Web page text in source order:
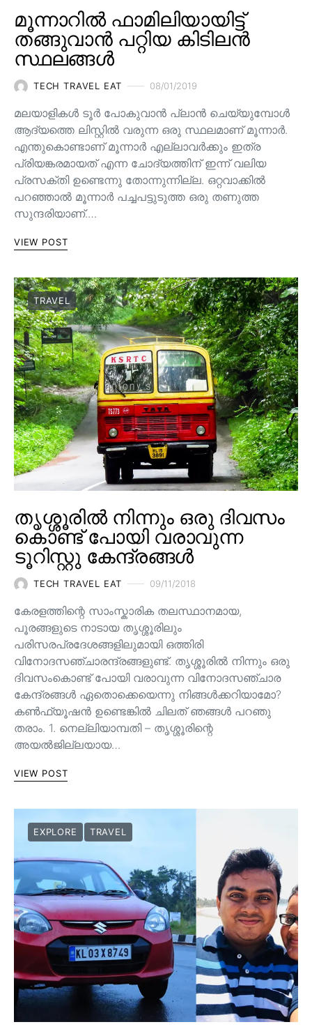
മൂന്നാറിൽ ഫാമിലിയായിട്ട്
തങ്ങുവാൻ പറ്റിയ കിടിലൻ
സ്ഥലങ്ങൾ
TECH TRAVEL EAT 08/01/2019
മലയാളികൾ ടൂർ പോകുവാൻ പ്ലാൻ ചെയ്യുമ്പോൾ
ആദ്യത്തെ ലിസ്റ്റിൽ വരുന്ന ഒരു സ്ഥലമാണ് മൂന്നാർ.
എന്തുകൊണ്ടാണ് മൂന്നാർ എല്ലാവർക്കും ഇത്ര
പ്രിയങ്കരമായത് എന്ന ചോദ്യത്തിന് ഇന്ന് വലിയ
പ്രസക്തി ഉണ്ടെന്നു തോന്നുന്നില്ല. ഒറ്റവാക്കിൽ
പറഞ്ഞാൽ മൂന്നാർ പച്ചപട്ടുടുത്ത ഒരു തണുത്ത
സുന്ദരിയാണ്.…
VIEW POST
TRAVEL
തൃശ്ശൂരിൽ നിന്നും ഒരു ദിവസം
കൊണ്ട് പോയി വരാവുന്ന
ടൂറിസ്റ്റു കേന്ദ്രങ്ങൾ
TECH TRAVEL EAT 09/11/2018
കേരളത്തിന്റെ സാംസ്കാരിക തലസ്ഥാനമായ,
പൂരങ്ങളുടെ നാടായ തൃശ്ശൂരിലും
പരിസരപ്രദേശങ്ങളിലുമായി ഒത്തിരി
വിനോദസഞ്ചാരന്ദ്രങ്ങളുണ്ട്. തൃശ്ശൂരിൽ നിന്നും ഒരു
ദിവസംകൊണ്ട് പോയി വരാവുന്ന വിനോദസഞ്ചാര
കേന്ദ്രങ്ങൾ ഏതൊക്കെയെന്നു നിങ്ങൾക്കറിയാമോ?
കൺഫ്യൂഷൻ ഉണ്ടെങ്കിൽ ചിലത് ഞങ്ങൾ പറഞു
തരാം. 1. നെല്ലിയാമ്പതി – തൃശ്ശൂരിന്റെ
അയൽജില്ലയായ…
VIEW POST
EXPLORE TRAVEL